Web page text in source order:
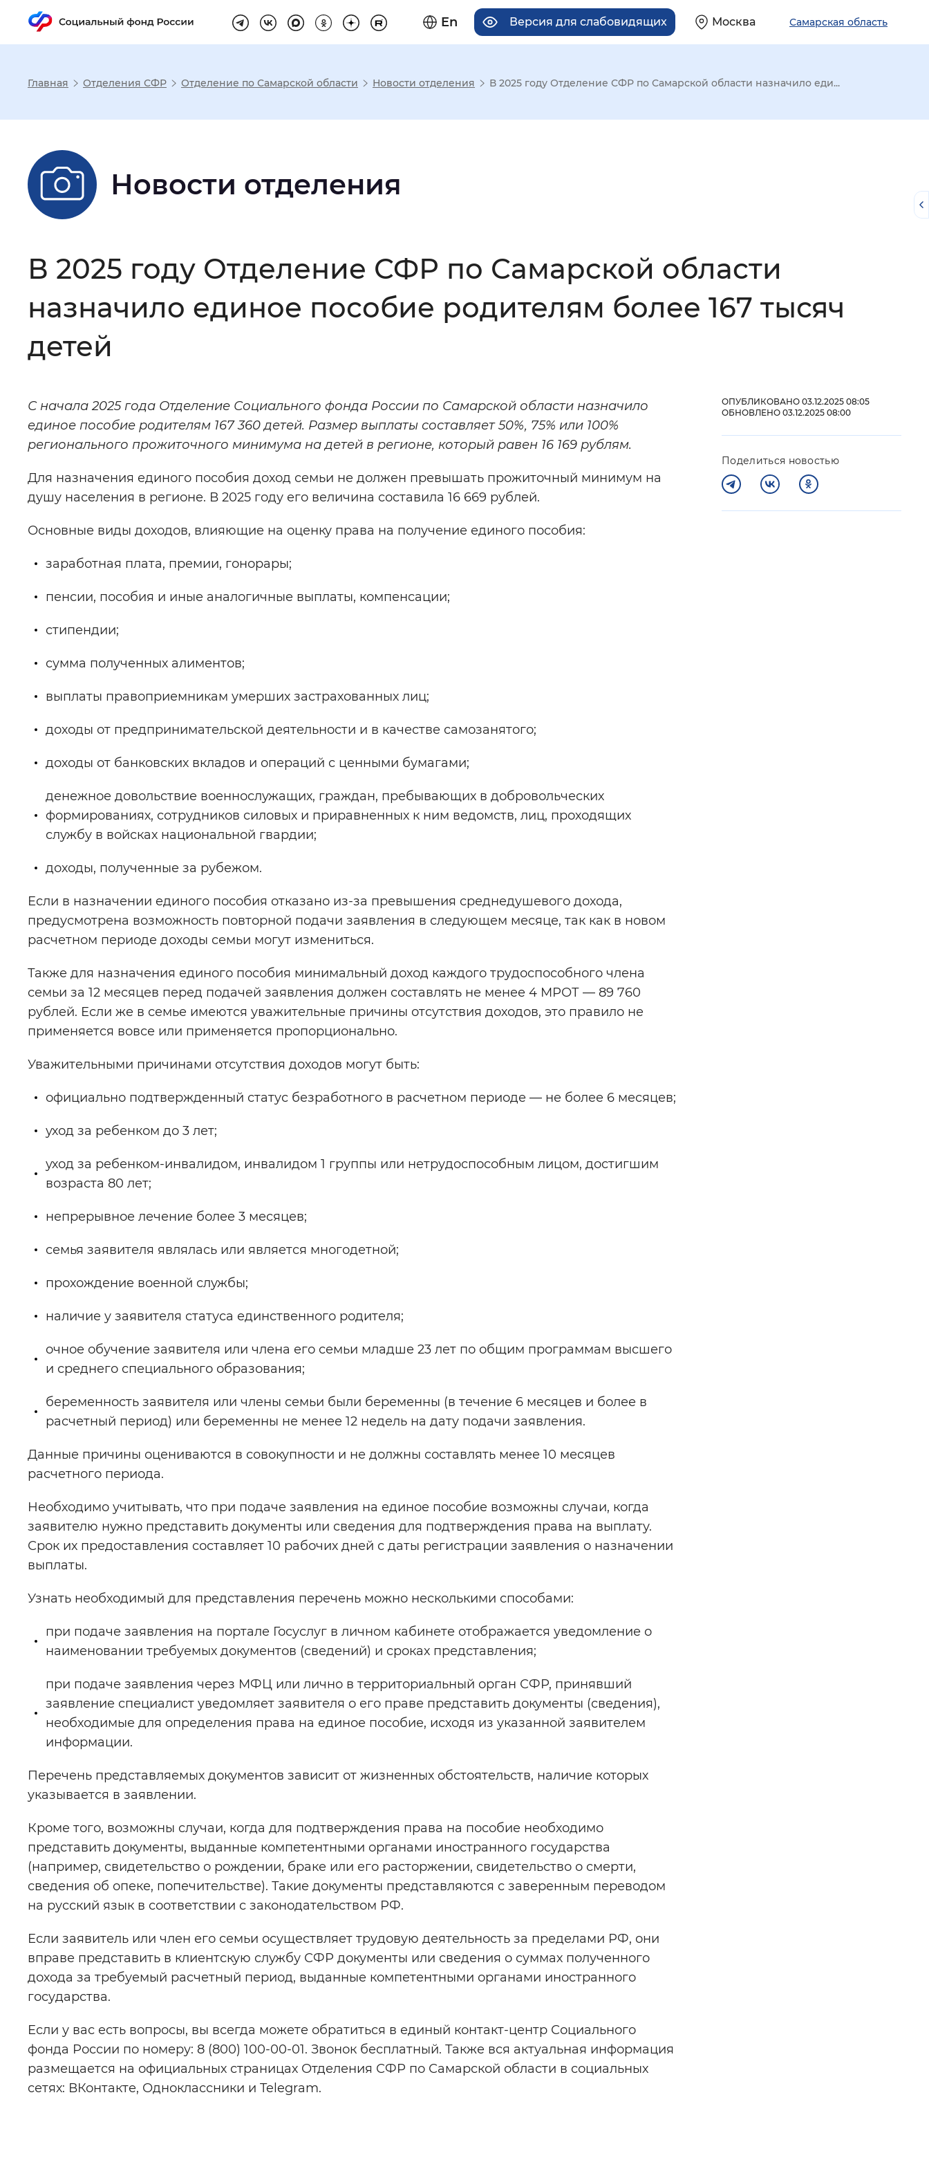
En Версия для слабовидящих Москва Самарская область
Настройка режима отображения
Размер шрифта
Шрифт
Интервал между буквами : Нормальный Увеличенный Большой
Звуковой ассистент: Воспроизвести Остановить Повторить
Главная Отделения СФР Отделение по Самарской области Новости отделения В 2025 году Отделение СФР по Самарской области назначило еди...
Новости отделения
В 2025 году Отделение СФР по Самарской области
назначило единое пособие родителям более 167 тысяч
детей
С начала 2025 года Отделение Социального фонда России по Самарской области назначило
единое пособие родителям 167 360 детей. Размер выплаты составляет 50%, 75% или 100%
регионального прожиточного минимума на детей в регионе, который равен 16 169 рублям.
Для назначения единого пособия доход семьи не должен превышать прожиточный минимум на
душу населения в регионе. В 2025 году его величина составила 16 669 рублей.
Основные виды доходов, влияющие на оценку права на получение единого пособия:
заработная плата, премии, гонорары;
пенсии, пособия и иные аналогичные выплаты, компенсации;
стипендии;
сумма полученных алиментов;
выплаты правоприемникам умерших застрахованных лиц;
доходы от предпринимательской деятельности и в качестве самозанятого;
доходы от банковских вкладов и операций с ценными бумагами;
денежное довольствие военнослужащих, граждан, пребывающих в добровольческих
формированиях, сотрудников силовых и приравненных к ним ведомств, лиц, проходящих
службу в войсках национальной гвардии;
доходы, полученные за рубежом.
Если в назначении единого пособия отказано из-за превышения среднедушевого дохода,
предусмотрена возможность повторной подачи заявления в следующем месяце, так как в новом
расчетном периоде доходы семьи могут измениться.
Также для назначения единого пособия минимальный доход каждого трудоспособного члена
семьи за 12 месяцев перед подачей заявления должен составлять не менее 4 МРОТ — 89 760
рублей. Если же в семье имеются уважительные причины отсутствия доходов, это правило не
применяется вовсе или применяется пропорционально.
Уважительными причинами отсутствия доходов могут быть:
официально подтвержденный статус безработного в расчетном периоде — не более 6 месяцев;
уход за ребенком до 3 лет;
уход за ребенком-инвалидом, инвалидом 1 группы или нетрудоспособным лицом, достигшим
возраста 80 лет;
непрерывное лечение более 3 месяцев;
семья заявителя являлась или является многодетной;
прохождение военной службы;
наличие у заявителя статуса единственного родителя;
очное обучение заявителя или члена его семьи младше 23 лет по общим программам высшего
и среднего специального образования;
беременность заявителя или члены семьи были беременны (в течение 6 месяцев и более в
расчетный период) или беременны не менее 12 недель на дату подачи заявления.
Данные причины оцениваются в совокупности и не должны составлять менее 10 месяцев
расчетного периода.
Необходимо учитывать, что при подаче заявления на единое пособие возможны случаи, когда
заявителю нужно представить документы или сведения для подтверждения права на выплату.
Срок их предоставления составляет 10 рабочих дней с даты регистрации заявления о назначении
выплаты.
Узнать необходимый для представления перечень можно несколькими способами:
при подаче заявления на портале Госуслуг в личном кабинете отображается уведомление о
наименовании требуемых документов (сведений) и сроках представления;
при подаче заявления через МФЦ или лично в территориальный орган СФР, принявший
заявление специалист уведомляет заявителя о его праве представить документы (сведения),
необходимые для определения права на единое пособие, исходя из указанной заявителем
информации.
Перечень представляемых документов зависит от жизненных обстоятельств, наличие которых
указывается в заявлении.
Кроме того, возможны случаи, когда для подтверждения права на пособие необходимо
представить документы, выданные компетентными органами иностранного государства
(например, свидетельство о рождении, браке или его расторжении, свидетельство о смерти,
сведения об опеке, попечительстве). Такие документы представляются с заверенным переводом
на русский язык в соответствии с законодательством РФ.
Если заявитель или член его семьи осуществляет трудовую деятельность за пределами РФ, они
вправе представить в клиентскую службу СФР документы или сведения о суммах полученного
дохода за требуемый расчетный период, выданные компетентными органами иностранного
государства.
Если у вас есть вопросы, вы всегда можете обратиться в единый контакт-центр Социального
фонда России по номеру: 8 (800) 100-00-01. Звонок бесплатный. Также вся актуальная информация
размещается на официальных страницах Отделения СФР по Самарской области в социальных
сетях: ВКонтакте, Одноклассники и Telegram.
ОПУБЛИКОВАНО 03.12.2025 08:05
ОБНОВЛЕНО 03.12.2025 08:00
Поделиться новостью